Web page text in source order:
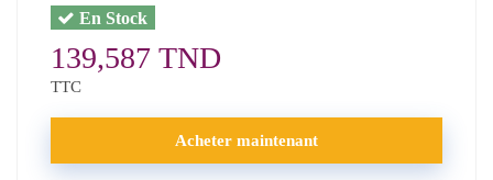
En Stock
139,587 TND
TTC
Acheter maintenant